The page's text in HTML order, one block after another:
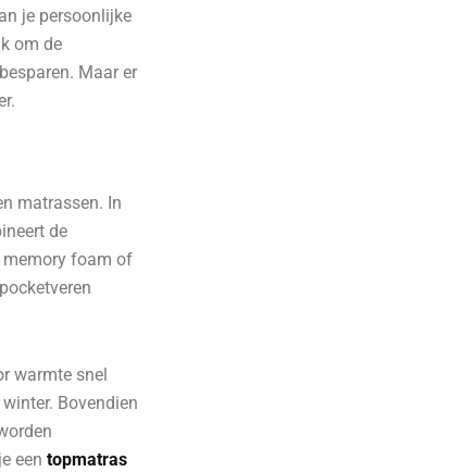
je persoonlijke
om de
Maar er
matrassen. In
de
memory foam of
warmte snel
Bovendien
een topmatras